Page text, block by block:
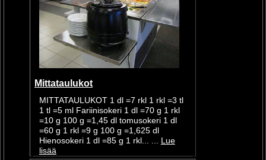
Mittataulukot
MITTATAULUKOT 1 dl =7 rkl 1 rkl =3 tl
1 tl =5 ml Fariinisokeri 1 dl =70 g 1 rkl
=10 g 100 g =1,45 dl tomusokeri 1 dl
=60 g 1 rkl =9 g 100 g =1,625 dl
Hienosokeri 1 dl =85 g 1 rkl... ... Lue
lisää